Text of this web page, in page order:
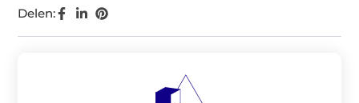
Delen: